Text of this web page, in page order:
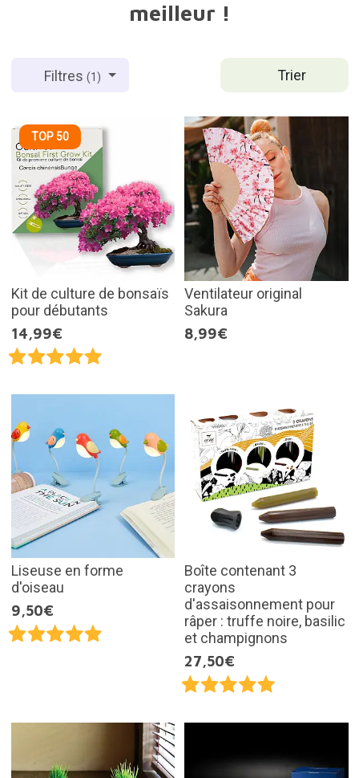
meilleur !
Trier
Filtres(1)
TOP 50
Kit de culture de bonsaïs
pour débutants
14,99€
Ventilateur original
Sakura
8,99€
Liseuse en forme
d'oiseau
9,50€
Boîte contenant 3
crayons
d'assaisonnement pour
râper : truffe noire, basilic
et champignons
27,50€